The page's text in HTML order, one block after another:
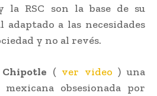
la RSC son la base de su
adaptado a las necesidades
y no al revés.
Chipotle ( ver video) una
obsesionada por